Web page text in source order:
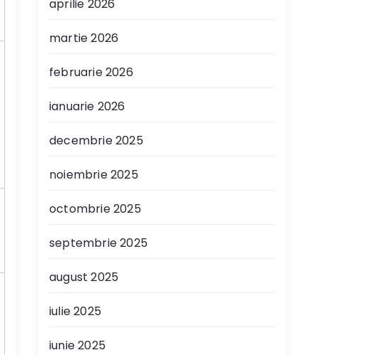
aprilie 2026
martie 2026
februarie 2026
ianuarie 2026
decembrie 2025
noiembrie 2025
octombrie 2025
septembrie 2025
august 2025
iulie 2025
iunie 2025